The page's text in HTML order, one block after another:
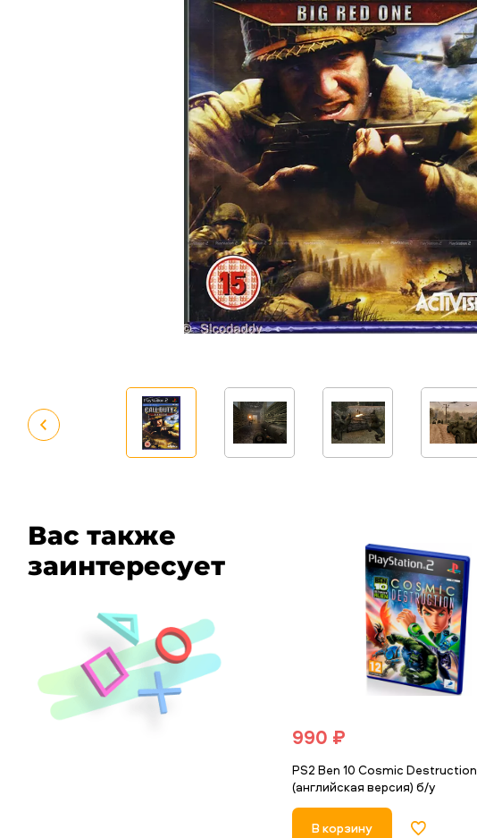
Вас также
заинтересует
990 ₽
PS2 Ben 10 Cosmic Destruction
(английская версия) б/у
В корзину